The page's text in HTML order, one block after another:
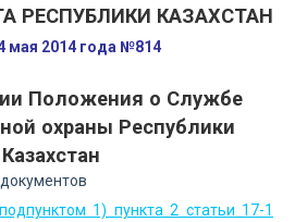
РЕСПУБЛИКИ КАЗАХСТАН
мая 2014 года №814
Положения о Службе
охраны Республики
Казахстан
подпунктом 1) пункта 2 статьи 17-1